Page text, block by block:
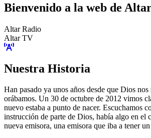
Bienvenido a la web de
Altar Radio
Altar TV
Nuestra Historia
Han pasado ya unos años desde que Dios
orábamos. Un 30 de octubre de 2012 vimos
nuevo estaba a punto de nacer. Escuchamos
instrucción de parte de Dios, había algo en el
nueva emisora, una emisora que iba a tener